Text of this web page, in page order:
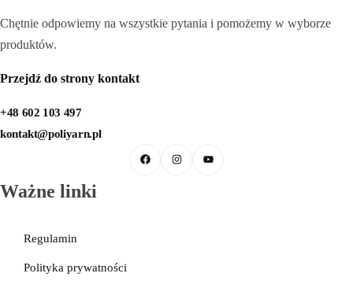
Chętnie odpowiemy na wszystkie pytania i pomożemy w wyborze
produktów.
Przejdź do strony kontakt
+48 602 103 497
kontakt@poliyarn.pl
Ważne linki
Regulamin
Polityka prywatności